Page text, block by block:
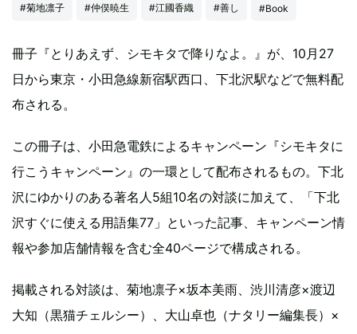
#菊地凛子 #仲俣暁生 #江國香織 #善し #Book
冊子『とりあえず、シモキタで降りなよ。』が、10月27
日から東京・小田急線新宿駅西口、下北沢駅などで無料配
布される。
この冊子は、小田急電鉄によるキャンペーン『シモキタに
行こうキャンペーン』の一環として配布されるもの。下北
沢にゆかりのある著名人5組10名の対談に加えて、「下北
沢すぐに使える用語集77」といった記事、キャンペーン情
報や参加店舗情報を含む全40ページで構成される。
掲載される対談は、菊地凛子×坂本美雨、渋川清彦×渡辺
大知（黒猫チェルシー）、大山卓也（ナタリー編集長）×